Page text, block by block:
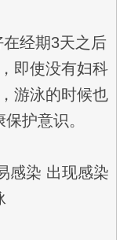
经期3天之后
即使没有妇科
游泳的时候也
护意识。
感染 出现感染